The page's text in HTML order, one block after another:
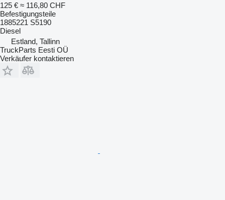
125 € ≈ 116,80 CHF
Befestigungsteile
1885221 S5190
Diesel
Estland, Tallinn
TruckParts Eesti OÜ
Verkäufer kontaktieren